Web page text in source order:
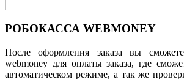
РОБОКАССА WEBMONEY
После оформления заказа вы
webmoney для оплаты заказа, где
автоматическом режиме, а так же